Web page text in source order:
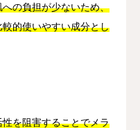
の負担が少ないため、
的使いやすい成分とし
を阻害することでメラ